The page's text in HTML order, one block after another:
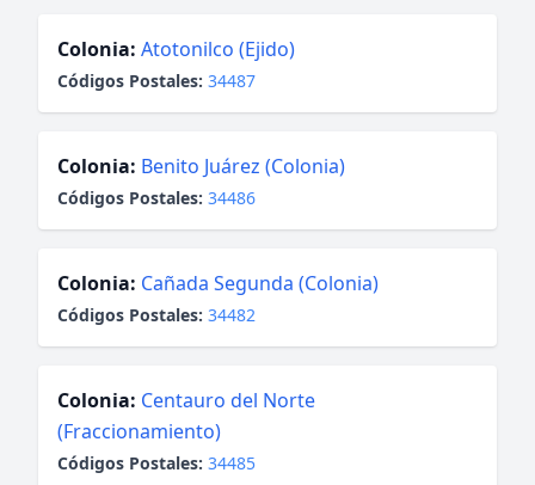
Colonia: Atotonilco (Ejido)
Códigos Postales: 34487
Colonia: Benito Juárez (Colonia)
Códigos Postales: 34486
Colonia: Cañada Segunda (Colonia)
Códigos Postales: 34482
Colonia: Centauro del Norte
(Fraccionamiento)
Códigos Postales: 34485